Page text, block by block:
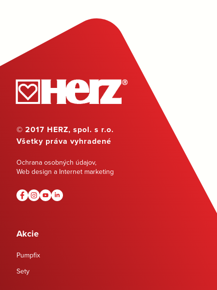
© 2017 HERZ, spol. s r.o.
Všetky práva vyhradené
Ochrana osobných údajov,
Web design a Internet marketing
Akcie
Pumpfix
Sety